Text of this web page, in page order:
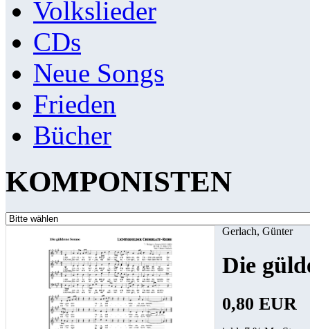
Volkslieder
CDs
Neue Songs
Frieden
Bücher
KOMPONISTEN
Gerlach, Günter
Die
0,80 EUR